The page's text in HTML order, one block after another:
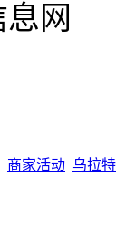
网
商家活动 乌拉